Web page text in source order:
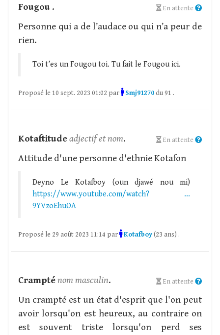
En attente
Fougou .
Personne qui a de l’audace ou qui n’a peur de
rien.
Toi t’es un Fougou toi. Tu fait le Fougou ici.
Proposé le 10 sept. 2023 01:02 par Smj91270du 91 .
En attente
Kotaftitudeadjectif et nom.
Attitude d'une personne d'ethnie Kotafon
Deyno Le Kotafboy (oun djawé nou mi)
https://www.youtube.com/watch? ...
9YVzoEhuOA
Proposé le 29 août 2023 11:14 par Kotafboy(23 ans) .
En attente
Crampténom masculin.
Un crampté est un état d'esprit que l'on peut
avoir lorsqu'on est heureux, au contraire on
est souvent triste lorsqu'on perd ses